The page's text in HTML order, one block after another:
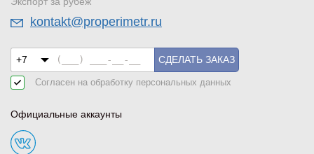
kontakt@properimetr.ru
СДЕЛАТЬ ЗАКАЗ
Согласен на обработку персональных данных
Официальные аккаунты